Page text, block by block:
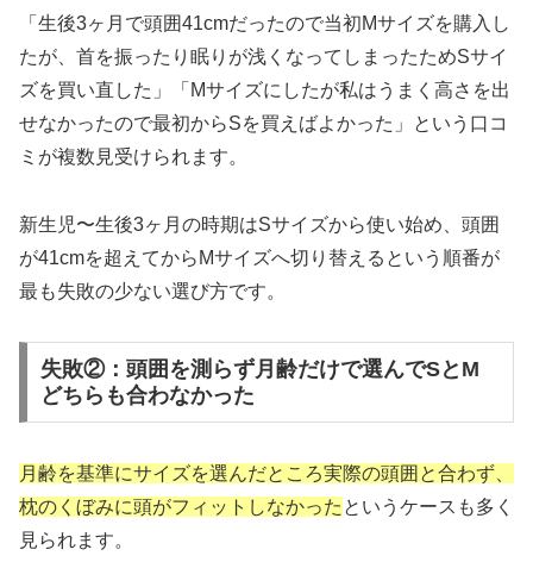
「生後3ヶ月で頭囲41cmだったので当初Mサイズを購入し
たが、首を振ったり眠りが浅くなってしまったためSサイ
ズを買い直した」「Mサイズにしたが私はうまく高さを出
せなかったので最初からSを買えばよかった」という口コ
ミが複数見受けられます。
新生児〜生後3ヶ月の時期はSサイズから使い始め、頭囲
が41cmを超えてからMサイズへ切り替えるという順番が
最も失敗の少ない選び方です。
失敗②：頭囲を測らず月齢だけで選んでSとM
どちらも合わなかった
月齢を基準にサイズを選んだところ実際の頭囲と合わず、
枕のくぼみに頭がフィットしなかった というケースも多く
見られます。